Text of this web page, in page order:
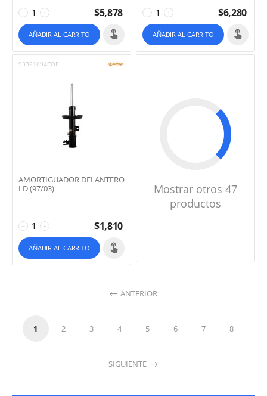
+
− $5,878
AÑADIR AL CARRITO
+
− $6,280
AÑADIR AL CARRITO
93321694COF
AMORTIGUADOR DELANTERO
LD (97/03)
+
− $1,810
AÑADIR AL CARRITO
Mostrar otros 47
productos
ANTERIOR
1 2 3 4 5 6 7 8
SIGUIENTE